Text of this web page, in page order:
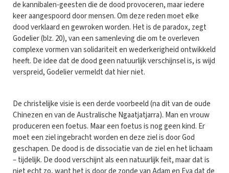
de kannibalen-geesten die de dood provoceren, maar iedere
keer aangespoord door mensen. Om deze reden moet elke
dood verklaard en gewroken worden. Het is de paradox, zegt
Godelier (blz. 20), van een samenleving die om te overleven
complexe vormen van solidariteit en wederkerigheid ontwikkeld
heeft. De idee dat de dood geen natuurlijk verschijnsel is, is wijd
verspreid, Godelier vermeldt dat hier niet.
De christelijke visie is een derde voorbeeld (na dit van de oude
Chinezen en van de Australische Ngaatjatjarra). Man en vrouw
produceren een foetus. Maar een foetus is nog geen kind. Er
moet een ziel ingebracht worden en deze ziel is door God
geschapen. De dood is de dissociatie van de ziel en het lichaam
– tijdelijk. De dood verschijnt als een natuurlijk feit, maar dat is